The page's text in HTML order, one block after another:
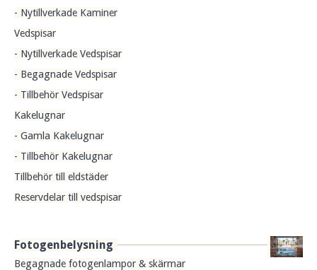
- Nytillverkade Kaminer
Vedspisar
- Nytillverkade Vedspisar
- Begagnade Vedspisar
- Tillbehör Vedspisar
Kakelugnar
- Gamla Kakelugnar
- Tillbehör Kakelugnar
Tillbehör till eldstäder
Reservdelar till vedspisar
Fotogenbelysning
Begagnade fotogenlampor & skärmar